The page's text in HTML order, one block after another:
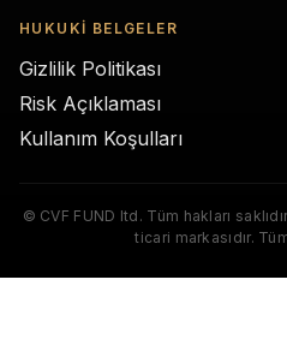
HUKUKI BELGELER
Gizlilik Politikası
Risk Açıklaması
Kullanım Koşulları
© CVF FUND ltd. Tüm hakları
ticari markasıdır.